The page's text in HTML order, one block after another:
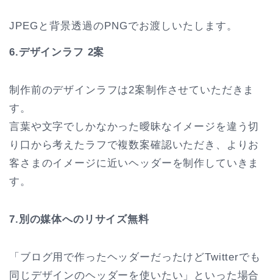
JPEGと背景透過のPNGでお渡しいたします。
6.デザインラフ 2案
制作前のデザインラフは2案制作させていただきま
す。
言葉や文字でしかなかった曖昧なイメージを違う切
り口から考えたラフで複数案確認いただき、よりお
客さまのイメージに近いヘッダーを制作していきま
す。
7.別の媒体へのリサイズ無料
「ブログ用で作ったヘッダーだったけどTwitterでも
同じデザインのヘッダーを使いたい」といった場合